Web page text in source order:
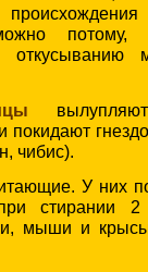
покидают
чибис).
У них
стирании
мыши и